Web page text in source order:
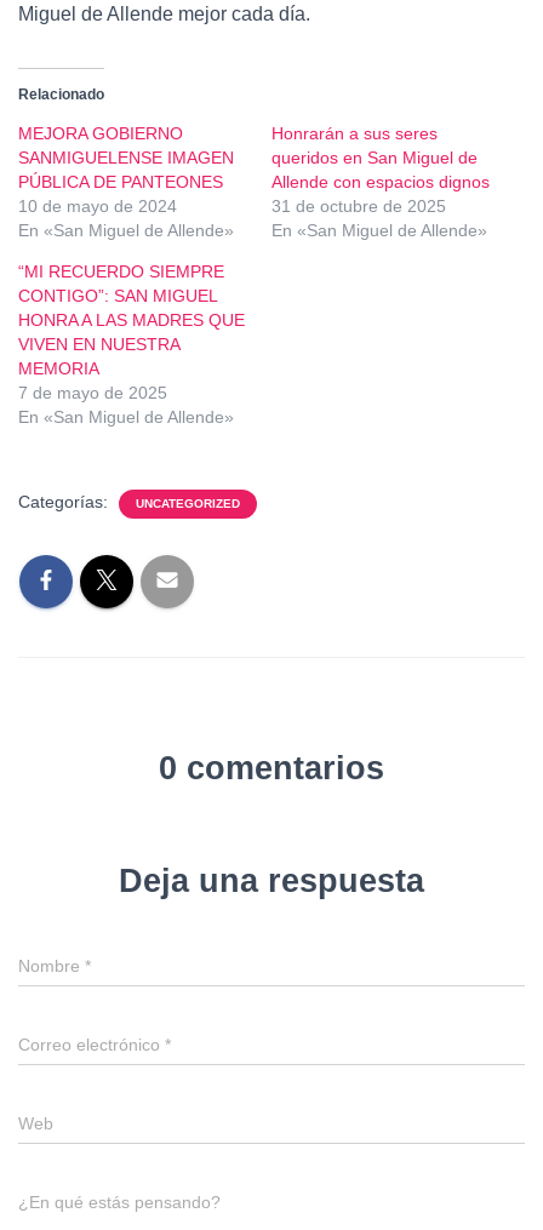
Miguel de Allende mejor cada día.
Relacionado
MEJORA GOBIERNO
SANMIGUELENSE IMAGEN
PÚBLICA DE PANTEONES
10 de mayo de 2024
En «San Miguel de Allende»
Honrarán a sus seres
queridos en San Miguel de
Allende con espacios dignos
31 de octubre de 2025
En «San Miguel de Allende»
“MI RECUERDO SIEMPRE
CONTIGO”: SAN MIGUEL
HONRA A LAS MADRES QUE
VIVEN EN NUESTRA
MEMORIA
7 de mayo de 2025
En «San Miguel de Allende»
Categorías: UNCATEGORIZED
0 comentarios
Deja una respuesta
Nombre *
Correo electrónico *
Web
¿En qué estás pensando?